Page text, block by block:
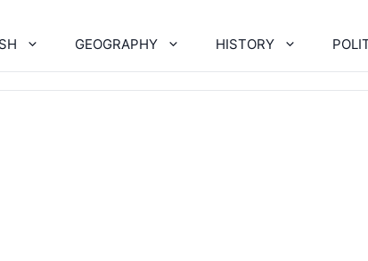
GEOGRAPHY HISTORY